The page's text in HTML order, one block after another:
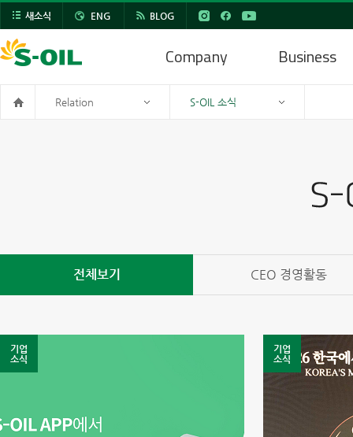
새소식 ENG BLOG
Company Business
Relation S-OIL 소식
전체보기 CEO 경영활동
기업
소식
기업
소식